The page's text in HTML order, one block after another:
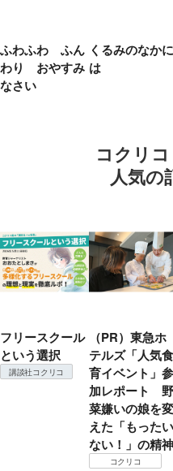
ふわふわ ふん
わり おやすみ
なさい
くるみのなかに
は
コクリ
人気の
フリースクール
という選択
講談社コクリコ
（PR）東急ホ
テルズ「人気食
育イベント」参
加レポート 野
菜嫌いの娘を変
えた「もったい
ない！」の精神
コクリコ